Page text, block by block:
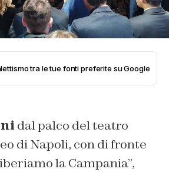
tra le tue fonti preferite su Google
dal palco del teatro
di Napoli, con di fronte
la Campania”,